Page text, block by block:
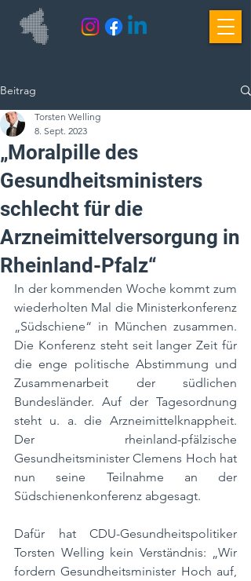
Beitrag
„Moralpille des
Gesundheitsministers
schlecht für die
Arzneimittelversorgung in
Rheinland-Pfalz“
Torsten Welling
8. Sept. 2023
In der kommenden Woche kommt zum
wiederholten Mal die Ministerkonferenz
„Südschiene“ in München zusammen.
Die Konferenz steht seit langer Zeit für
die enge politische Abstimmung und
Zusammenarbeit der südlichen
Bundesländer. Auf der Tagesordnung
steht u. a. die Arzneimittelknappheit.
Der rheinland-pfälzische
Gesundheitsminister Clemens Hoch hat
nun seine Teilnahme an der
Südschienenkonferenz abgesagt.
Dafür hat CDU-Gesundheitspolitiker
Torsten Welling kein Verständnis: „Wir
fordern Gesundheitsminister Hoch auf,